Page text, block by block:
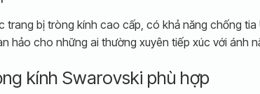
trang bị tròng kính cao cấp, có khả năng chống
hảo cho những ai thường xuyên tiếp xúc với ánh
kính Swarovski phù hợp